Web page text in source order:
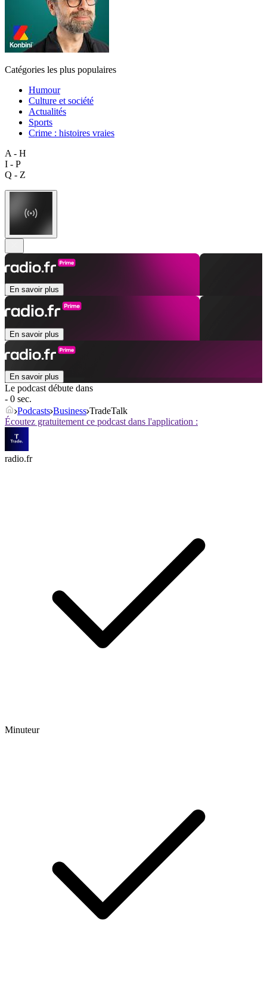
Catégories les plus populaires
Humour
Culture et société
Actualités
Sports
Crime : histoires vraies
A - H
I - P
Q - Z
En savoir plus
En savoir plus
En savoir plus
Le podcast débute dans
- 0 sec.
Podcasts Business TradeTalk
Écoutez gratuitement ce podcast dans l'application :
radio.fr
Minuteur